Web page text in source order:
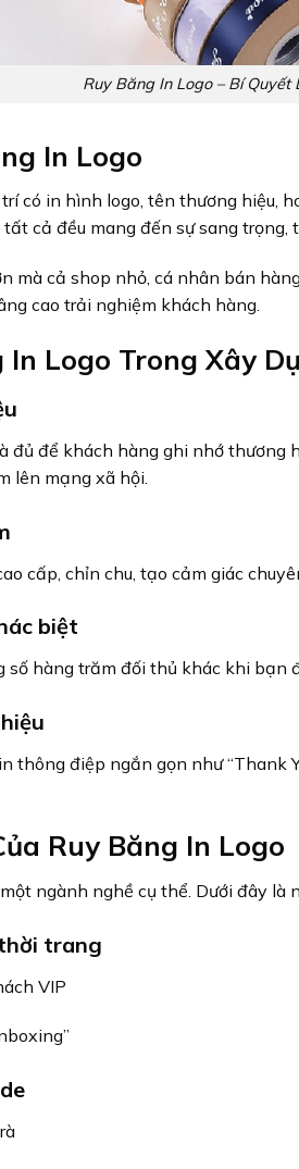
Ruy Băng In Logo – Bí
In Logo
có in hình logo, tên thương hiệu,
cả đều mang đến sự sang
mà cả shop nhỏ, cá nhân bán
cao trải nghiệm khách hàng.
In Logo Trong Xây
đủ để khách hàng ghi nhớ thương
lên mạng xã hội.
cấp, chỉn chu, tạo cảm giác
biệt
hàng trăm đối thủ khác khi bạn
thông điệp ngắn gọn như “Thank
Ruy Băng In Logo
ngành nghề cụ thể. Dưới đây
trang
VIP